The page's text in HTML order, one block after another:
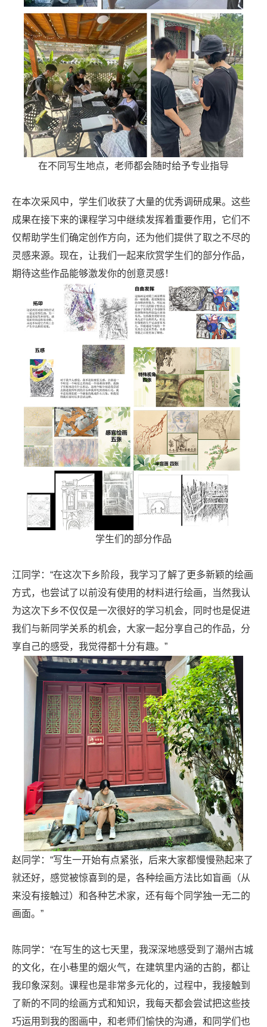
在不同写生地点，老师都会随时给予专业指导
在本次采风中，学生们收获了大量的优秀调研成果。这些
成果在接下来的课程学习中继续发挥着重要作用，它们不
仅帮助学生们确定创作方向，还为他们提供了取之不尽的
灵感来源。现在，让我们一起来欣赏学生们的部分作品，
期待这些作品能够激发你的创意灵感！
学生们的部分作品
江同学：“在这次下乡阶段，我学习了解了更多新颖的绘画
方式，也尝试了以前没有使用的材料进行绘画，当然我认
为这次下乡不仅仅是一次很好的学习机会，同时也是促进
我们与新同学关系的机会，大家一起分享自己的作品，分
享自己的感受，我觉得都十分有趣。”
赵同学：“写生一开始有点紧张，后来大家都慢慢熟起来了
就还好，感觉被惊喜到的是，各种绘画方法比如盲画（从
来没有接触过）和各种艺术家，还有每个同学独一无二的
画面。”
陈同学：“在写生的这七天里，我深深地感受到了潮州古城
的文化，在小巷里的烟火气，在建筑里内涵的古韵，都让
我印象深刻。课程也是非常多元化的，过程中，我接触到
了新的不同的绘画方式和知识，我每天都会尝试把这些技
巧运用到我的图画中，和老师们愉快的沟通，和同学们也